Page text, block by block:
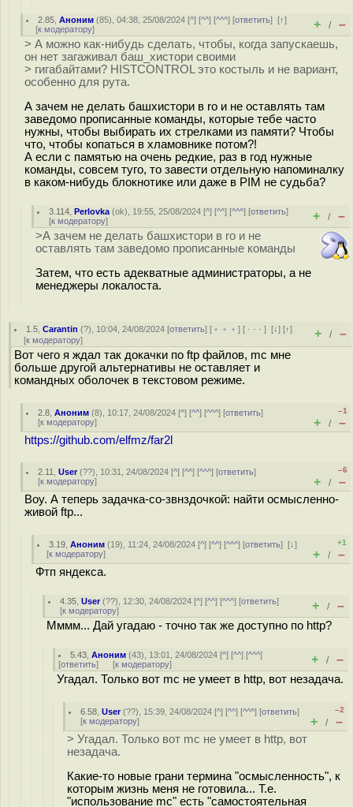
2.85 ,Аноним (85), 04:38, 25/08/2024 [^] [^^] [^^^] [ответить][↑]
[к модератору] + / –
> А можно как-нибудь сделать, чтобы, когда запускаешь,
он нет загаживал баш_хистори своими
> гигабайтами? HISTCONTROL это костыль и не вариант,
особенно для рута.
А зачем не делать башхистори в ro и не оставлять там
заведомо прописанные команды, которые тебе часто
нужны, чтобы выбирать их стрелками из памяти? Чтобы
что, чтобы копаться в хламовнике потом?!
А если с памятью на очень редкие, раз в год нужные
команды, совсем туго, то завести отдельную напоминалку
в каком-нибудь блокнотике или даже в PIM не судьба?
3.114 ,Perlovka (ok), 19:55, 25/08/2024 [^] [^^] [^^^] [ответить]
[к модератору] + / –
>А зачем не делать башхистори в ro и не
оставлять там заведомо прописанные команды
Затем, что есть адекватные администраторы, а не
менеджеры локалоста.
1.5 ,Carantin (?), 10:04, 24/08/2024 [ответить] [ ﹢﹢﹢] [ · · ·][↓] [↑]
[к модератору] + / –
Вот чего я ждал так докачки по ftp файлов, mc мне
больше другой альтернативы не оставляет и
командных оболочек в текстовом режиме.
2.8 ,Аноним (8), 10:17, 24/08/2024 [^] [^^] [^^^] [ответить]
[к модератору]
–1
+ / –
https://github.com/elfmz/far2l
2.11 ,User(??), 10:31, 24/08/2024 [^] [^^] [^^^] [ответить]
[к модератору]
–6
+ / –
Воу. А теперь задачка-со-звнздочкой: найти осмысленно-
живой ftp...
3.19 ,Аноним (19), 11:24, 24/08/2024 [^] [^^] [^^^] [ответить][↓]
[к модератору]
+1
+ / –
Фтп яндекса.
4.35 ,User(??), 12:30, 24/08/2024 [^] [^^] [^^^] [ответить]
[к модератору] + / –
Мммм... Дай угадаю - точно так же доступно по http?
5.43 ,Аноним (43), 13:01, 24/08/2024 [^] [^^] [^^^]
[ответить] [к модератору] + / –
Угадал. Только вот mc не умеет в http, вот незадача.
6.58 ,User(??), 15:39, 24/08/2024 [^] [^^] [^^^] [ответить]
[к модератору]
–2
+ / –
> Угадал. Только вот mc не умеет в http, вот
незадача.
Какие-то новые грани термина "осмысленность", к
которым жизнь меня не готовила... Т.е.
"использование mc" есть "самостоятельная